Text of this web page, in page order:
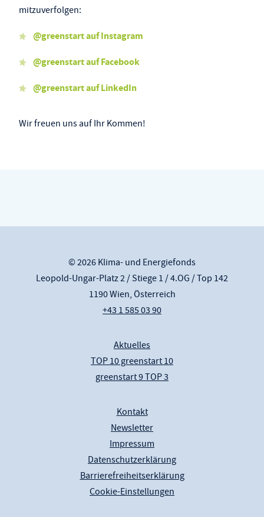
mitzuverfolgen:
@greenstart auf Instagram
@greenstart auf Facebook
@greenstart auf LinkedIn
Wir freuen uns auf Ihr Kommen!
© 2026 Klima- und Energiefonds
Leopold-Ungar-Platz 2 / Stiege 1 / 4.OG / Top 142
1190 Wien, Österreich
+43 1 585 03 90
Aktuelles
TOP 10 greenstart 10
greenstart 9 TOP 3
Kontakt
Newsletter
Impressum
Datenschutzerklärung
Barrierefreiheitserklärung
Cookie-Einstellungen